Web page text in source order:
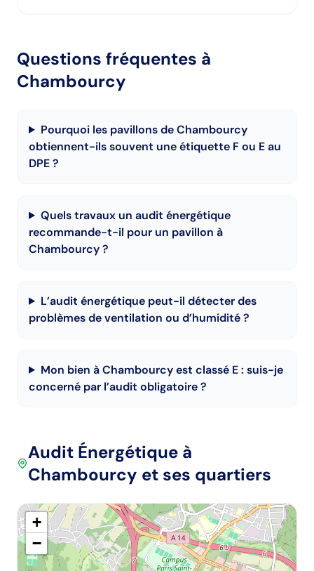
Questions fréquentes à
Chambourcy
Pourquoi les pavillons de Chambourcy
obtiennent-ils souvent une étiquette F ou E au
DPE ?
Quels travaux un audit énergétique
recommande-t-il pour un pavillon à
Chambourcy ?
L’audit énergétique peut-il détecter des
problèmes de ventilation ou d’humidité ?
Mon bien à Chambourcy est classé E : suis-je
concerné par l’audit obligatoire ?
Audit Énergétique à
Chambourcy et ses quartiers
+
−